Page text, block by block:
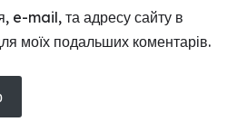
e-mail, та адресу сайту в
моїх подальших коментарів.